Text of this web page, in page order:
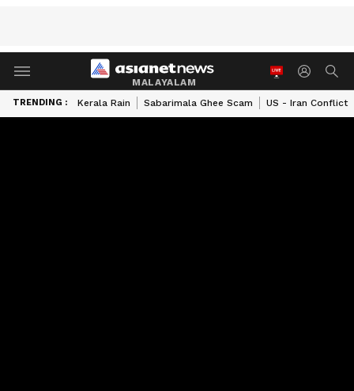
MALAYALAM
TRENDING : Kerala Rain Sabarimala Ghee Scam US - Iran Conflict